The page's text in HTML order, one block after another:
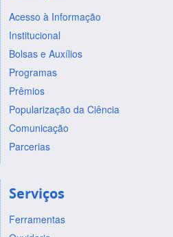
Acesso à Informação
Institucional
Bolsas e Auxílios
Programas
Prêmios
Popularização da Ciência
Comunicação
Parcerias
Serviços
Ferramentas